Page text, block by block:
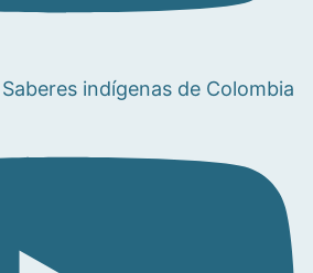
Saberes indígenas de Colombia